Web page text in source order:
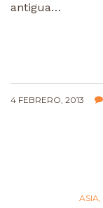
antigua…
4 FEBRERO, 2013
ASIA,